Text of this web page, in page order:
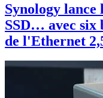
Synology lance
SSD… avec six
de l'Ethernet